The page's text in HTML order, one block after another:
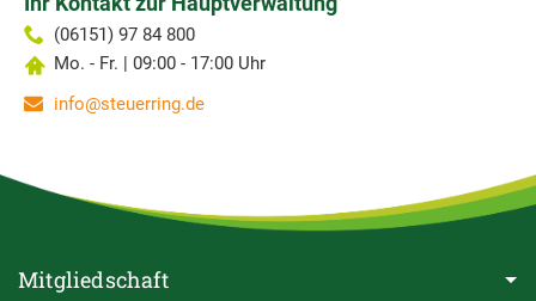
(06151) 97 84 800
Mo. - Fr. | 09:00 - 17:00 Uhr
info@steuerring.de
Mitgliedschaft